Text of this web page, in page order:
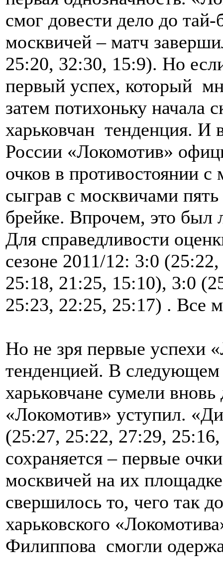
смог довести дело до
москвичей – матч
25:20, 32:30, 15:9). Но
первый успех, который
затем потихоньку начала
харьковчан тенденция. И
России «Локомотив»
очков в противостоянии
сыграв с москвичами
брейке. Впрочем, это был
Для справедливости
сезоне 2011/12: 3:0
25:18, 21:25, 15:10), 3:0
25:23, 22:25, 25:17) . Все
Но не зря первые успехи
тенденцией. В
харьковчане сумели
«Локомотив» уступил.
(25:27, 25:22, 27:29,
сохраняется – первые
москвичей на их
свершилось то, чего так
харьковского
Филиппова смогли